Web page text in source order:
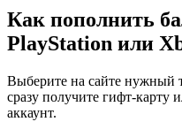
Как пополнить
PlayStation или
Выберите на сайте нужный
сразу получите гифт-карту
аккаунт.